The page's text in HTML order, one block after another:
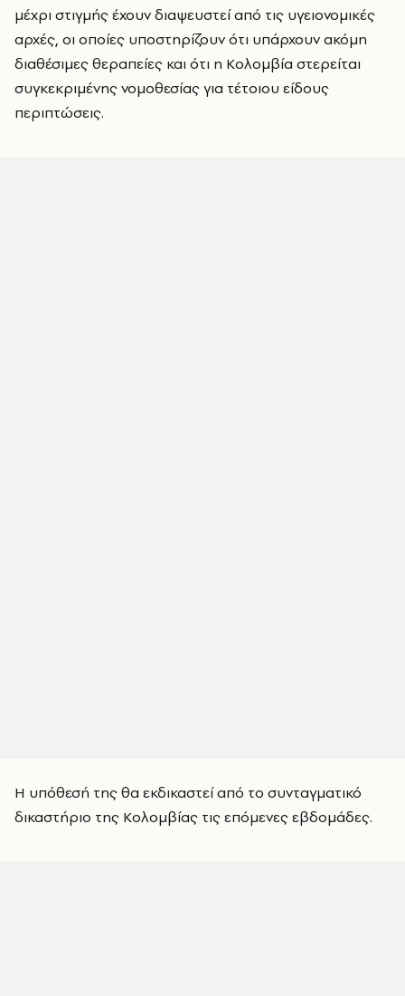
μέχρι στιγμής έχουν διαψευστεί από τις υγειονομικές
αρχές, οι οποίες υποστηρίζουν ότι υπάρχουν ακόμη
διαθέσιμες θεραπείες και ότι η Κολομβία στερείται
συγκεκριμένης νομοθεσίας για τέτοιου είδους
περιπτώσεις.
Η υπόθεσή της θα εκδικαστεί από το συνταγματικό
δικαστήριο της Κολομβίας τις επόμενες εβδομάδες.